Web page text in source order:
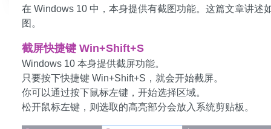
在 Windows 10 中，本身提供有截图功能。这篇文章讲述
图。
截屏快捷键 Win+Shift+S
Windows 10 本身提供截屏功能。
只要按下快捷键 Win+Shift+S，就会开始截屏。
你可以通过按下鼠标左键，开始选择区域。
松开鼠标左键，则选取的高亮部分会放入系统剪贴板。